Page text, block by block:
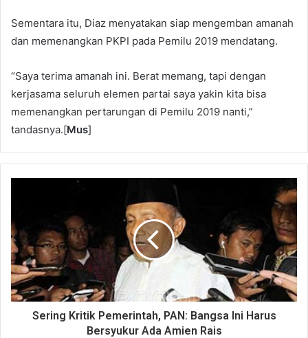
Sementara itu, Diaz menyatakan siap mengemban amanah
dan memenangkan PKPI pada Pemilu 2019 mendatang.
“Saya terima amanah ini. Berat memang, tapi dengan
kerjasama seluruh elemen partai saya yakin kita bisa
memenangkan pertarungan di Pemilu 2019 nanti,”
tandasnya.[Mus]
Sering Kritik Pemerintah, PAN: Bangsa Ini Harus
Bersyukur Ada Amien Rais